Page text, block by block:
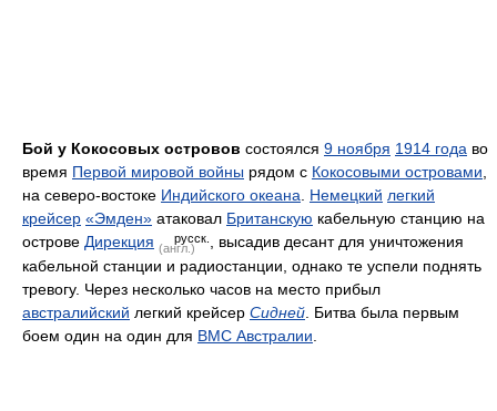
Бой у Кокосовых островов состоялся 9 ноября 1914 года во
время Первой мировой войны рядом c Кокосовыми островами
на северо-востоке Индийского океана Немецкий легкий
крейсер «Эмден» атаковал Британскую кабельную станцию на
острове Дирекция (англ.)
русск.
, высадив десант для уничтожения
кабельной станции и радиостанции, однако те успели поднять
тревогу. Через несколько часов на место прибыл
австралийский легкий крейсер Сидней . Битва была первым
боем один на один для ВМС Австралии